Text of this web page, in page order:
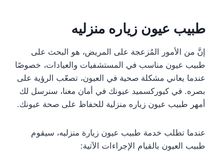
طبيب عيون زياره منزليه
إنَّ من الأمور المُزعجة على المريض، هو البحث على
طبيب عيون مناسب في المستشفيات والعيادات، خصوصًا
عندما يعاني مشكلة صحية في العيون، تصعّب الرؤية على
بصره. في كيوركسميد عيونك في أمان معنا، سنرسل لك
أمهر طبيب عيون زياره منزلية للحفاظ على صحة عيونك.
عندما تطلب خدمة طبيب عيون زيارة منزليه، سيقوم
طبيب العيون بالقيام الإجراءات الآتية: